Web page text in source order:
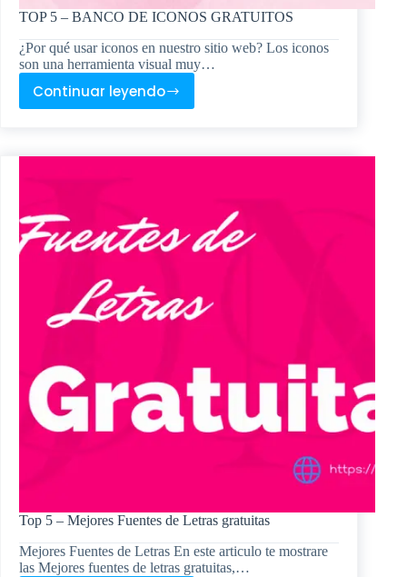
TOP 5 – BANCO DE ICONOS GRATUITOS
¿Por qué usar iconos en nuestro sitio web? Los iconos
son una herramienta visual muy…
Continuar leyendo
TOP
BANCO
GRATUITOS
Top 5 – Mejores Fuentes de Letras gratuitas
Mejores Fuentes de Letras En este articulo te mostrare
las Mejores fuentes de letras gratuitas,…